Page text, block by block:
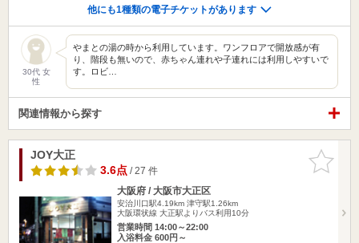
他にも1種類の電子チケットがあります
30代 女
性
やまとの湯の時から利用しています。ワンフロアで開放感が有
り、階段も無いので、赤ちゃん連れや子連れには利用しやすいで
す。ロビ…
関連情報から探す
お気に入
りに追加
JOY大正
3.6点/ 27 件
大阪府 / 大阪市大正区
安治川口駅4.19km 津守駅1.26km
大阪環状線 大正駅よりバス利用10分
営業時間 14:00～22:00
入浴料金 600円～